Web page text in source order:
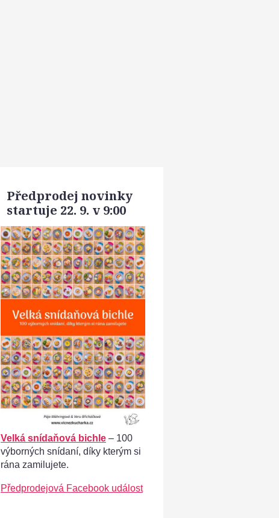
Předprodej novinky
startuje 22. 9. v 9:00
Velká snídaňová bichle – 100
výborných snídaní, díky kterým si
rána zamilujete.
Předprodejová Facebook událost